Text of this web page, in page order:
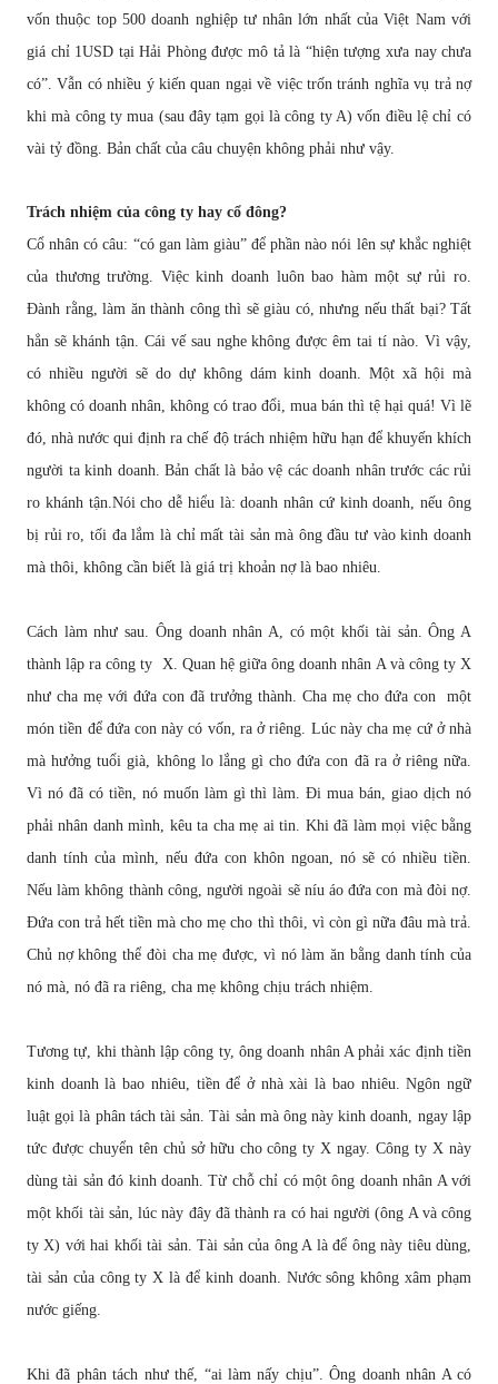
vốn thuộc top 500 doanh nghiệp tưnhân lớn nhất của Việt Nam với
giá chỉ1USD tại Hải Phòngđược mô tảlà “hiện tượng xưa nay chưa
có”. Vẫn có nhiều ý kiến quan ngại về việc trốn tránh nghĩa vụ trảnợ
khi mà công ty mua (sau đây tạm gọi là công ty A) vốn điều lệ chỉ có
vài tỷ đồng. Bản chất của câu chuyện không phải như vậy.
Trách nhiệm của công ty hay cổ đông?
Cổ nhân có câu: “có gan làm giàu”để phần nào nói lên sựkhắc nghiệt
của thương trường. Việc kinh doanh luôn bao hàm một sựrủi ro.
Đành rằng, làm ăn thành công thì sẽgiàu có, nhưng nếu thất bại? Tất
hẳn sẽkhánh tận. Cái vếsau nghe khôngđược êm tai tí nào. Vì vậy,
có nhiều người sẽdo dựkhông dám kinh doanh. Một xã hội mà
không có doanh nhân, không có trao đổi, mua bán thì tệ hại quá! Vì lẽ
đó, nhà nước quiđịnh ra chế độtrách nhiệm hữu hạn đểkhuyến khích
người ta kinh doanh. Bản chất là bảo vệ các doanh nhân trước các rủi
ro khánh tận.Nói cho dễ hiểu là: doanh nhân cứkinh doanh, nếu ông
bị rủi ro, tối đa lắm là chỉmất tài sản mà ôngđầu tư vào kinh doanh
mà thôi, không cần biết là giá trị khoản nợlà bao nhiêu.
Cách làm như sau. Ông doanh nhân A, có một khối tài sản. Ông A
thành lập ra công ty X. Quan hệgiữa ông doanh nhân A và công ty X
như cha mẹ với đứa con đã trưởng thành. Cha mẹ cho đứa con một
món tiền để đứa con này có vốn, raởriêng. Lúc này cha mẹ cứ ởnhà
mà hưởng tuổi già, không lo lắng gì chođứa con đã ra ởriêng nữa.
Vì nó đã có tiền, nó muốn làm gì thì làm.Đi mua bán, giao dịch nó
phải nhân danh mình, kêu ta cha mẹ ai tin. Khiđã làm mọi việc bằng
danh tính của mình, nếu đứa con khôn ngoan, nó sẽ có nhiều tiền.
Nếu làm không thành công, người ngoài sẽníu áođứa con mà đòi nợ.
Đứa con trả hết tiền mà cho mẹ cho thì thôi, vì còn gì nữa đâu mà trả.
Chủ nợkhông thể đòi cha mẹ được, vì nó làmăn bằng danh tính của
nó mà, nó đã ra riêng, cha mẹ không chịu trách nhiệm.
Tương tự, khi thành lập công ty, ông doanh nhân A phải xác định tiền
kinh doanh là bao nhiêu, tiềnđể ởnhà xài là bao nhiêu. Ngôn ngữ
luật gọi là phân tách tài sản. Tài sản mà ông này kinh doanh, ngay lập
tức được chuyển tên chủsởhữu cho công ty X ngay. Công ty X này
dùng tài sảnđó kinh doanh. Từ chỗchỉ có một ông doanh nhân A với
một khối tài sản, lúc này đây đã thành ra có hai người (ông A và công
ty X) với hai khối tài sản. Tài sản của ông A làđể ông này tiêu dùng,
tài sản của công ty X làđể kinh doanh. Nước sông không xâm phạm
nước giếng.
Khiđã phân tách nhưthế, “ai làm nấy chịu”. Ông doanh nhân A có